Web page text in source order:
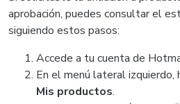
aprobación, puedes consultar el
siguiendo estos pasos:
Accede a tu cuenta de
En el menú lateral izquierdo,
Mis productos.